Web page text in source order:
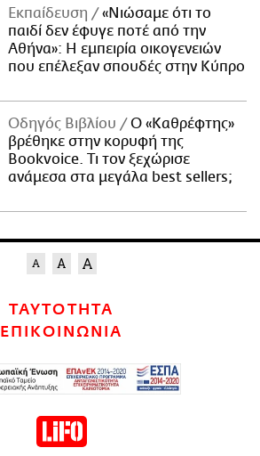
Εκπαίδευση
«Νιώσαμε ότι το
παιδί δεν έφυγε ποτέ από την
Αθήνα»: Η εμπειρία οικογενειών
που επέλεξαν σπουδές στην Κύπρο
Οδηγός Βιβλίου
Ο «Καθρέφτης»
βρέθηκε στην κορυφή της
Bookvoice. Τι τον ξεχώρισε
ανάμεσα στα μεγάλα best sellers;
ΤΑΥΤΟΤΗΤΑ
ΕΠΙΚΟΙΝΩΝΙΑ